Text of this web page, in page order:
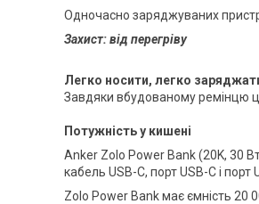
Одночасно заряджуваних
Захист: від перегріву
Легко носити, легко
Завдяки вбудованому ремінцю
Потужність у кишені
Anker Zolo Power Bank (20K, 30
кабель USB-C, порт USB-C і
Zolo Power Bank має ємність 20